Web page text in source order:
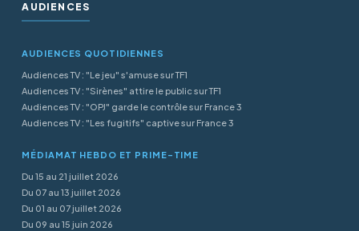
AUDIENCES
AUDIENCES QUOTIDIENNES
Audiences TV : "Le jeu" s'amuse sur TF1
Audiences TV : "Sirènes" attire le public sur TF1
Audiences TV : "OPJ" garde le contrôle sur France 3
Audiences TV : "Les fugitifs" captive sur France 3
MÉDIAMAT HEBDO ET PRIME-TIME
Du 15 au 21 juillet 2026
Du 07 au 13 juillet 2026
Du 01 au 07 juillet 2026
Du 09 au 15 juin 2026